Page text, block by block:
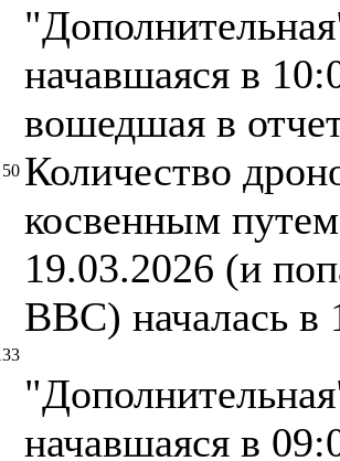
50
начавшаяся в
вошедшая в
Количество
косвенным
19.03.2026 (и
ВВС) началась в
начавшаяся в